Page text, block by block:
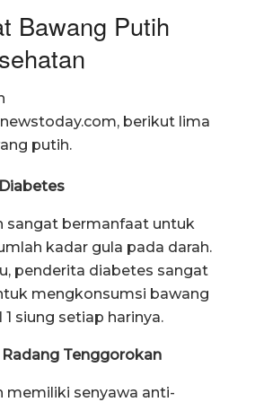
Bawang Putih
berikut lima
putih.
sangat bermanfaat untuk
kadar gula pada darah.
penderita diabetes sangat
mengkonsumsi bawang
siung setiap harinya.
Tenggorokan
memiliki senyawa anti-